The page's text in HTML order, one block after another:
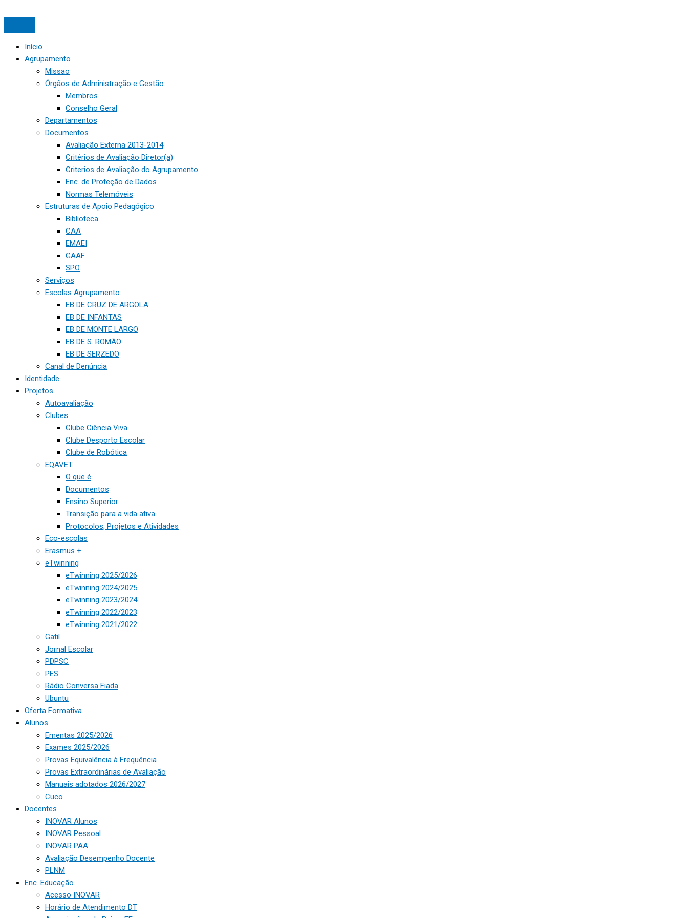
Início
Agrupamento
Missao
Órgãos de Administração e Gestão
Membros
Conselho Geral
Departamentos
Documentos
Avaliação Externa 2013-2014
Critérios de Avaliação Diretor(a)
Criterios de Avaliação do Agrupamento
Enc. de Proteção de Dados
Normas Telemóveis
Estruturas de Apoio Pedagógico
Biblioteca
CAA
EMAEI
GAAF
SPO
Serviços
Escolas Agrupamento
EB DE CRUZ DE ARGOLA
EB DE INFANTAS
EB DE MONTE LARGO
EB DE S. ROMÃO
EB DE SERZEDO
Canal de Denúncia
Identidade
Projetos
Autoavaliação
Clubes
Clube Ciência Viva
Clube Desporto Escolar
Clube de Robótica
EQAVET
O que é
Documentos
Ensino Superior
Transição para a vida ativa
Protocolos, Projetos e Atividades
Eco-escolas
Erasmus +
eTwinning
eTwinning 2025/2026
eTwinning 2024/2025
eTwinning 2023/2024
eTwinning 2022/2023
eTwinning 2021/2022
Gatil
Jornal Escolar
PDPSC
PES
Rádio Conversa Fiada
Ubuntu
Oferta Formativa
Alunos
Ementas 2025/2026
Exames 2025/2026
Provas Equivalência à Frequência
Provas Extraordinárias de Avaliação
Manuais adotados 2026/2027
Cuco
Docentes
INOVAR Alunos
INOVAR Pessoal
INOVAR PAA
Avaliação Desempenho Docente
PLNM
Enc. Educação
Acesso INOVAR
Horário de Atendimento DT